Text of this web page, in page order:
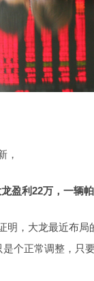
，
盈利22万，一辆
明，大龙最近布
个正常调整，只